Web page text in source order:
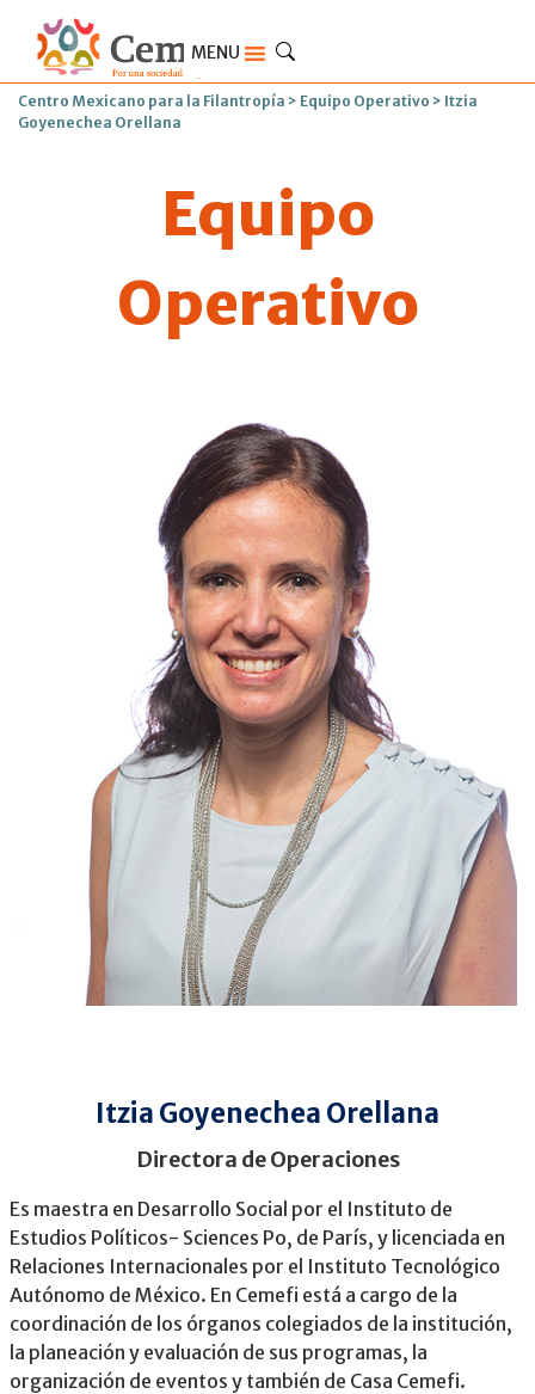
MENU
Centro Mexicano para la Filantropía > Equipo Operativo > Itzia
Goyenechea Orellana
Equipo
Operativo
Itzia Goyenechea Orellana
Directora de Operaciones
Es maestra en Desarrollo Social por el Instituto de
Estudios Políticos- Sciences Po, de París, y licenciada en
Relaciones Internacionales por el Instituto Tecnológico
Autónomo de México. En Cemefi está a cargo de la
coordinación de los órganos colegiados de la institución,
la planeación y evaluación de sus programas, la
organización de eventos y también de Casa Cemefi.